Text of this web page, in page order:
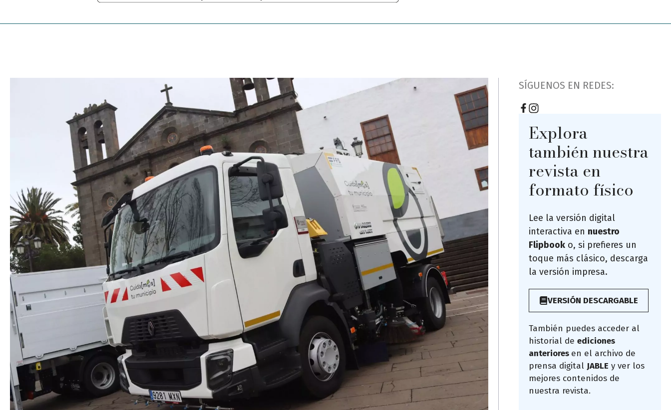
SÍGUENOS EN REDES:
Explora
también nuestra
revista en
formato físico
Lee la versión digital
interactiva en nuestro
Flipbook o, si prefieres un
toque más clásico, descarga
la versión impresa.
VERSIÓN DESCARGABLE
También puedes acceder al
historial de ediciones
anteriores en el archivo de
prensa digital JABLE y ver los
mejores contenidos de
nuestra revista.